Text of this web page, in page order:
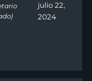
julio 22,
2024